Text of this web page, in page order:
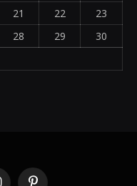
21 22
23
28 29
30